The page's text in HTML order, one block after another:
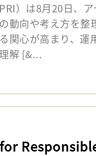
）は8月20日、
動向や考え方を
関心が高まり、運
解 [&...